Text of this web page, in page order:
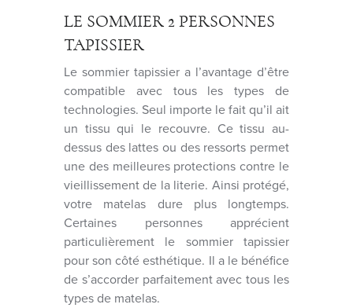
LE SOMMIER 2 PERSONNES
TAPISSIER
Le sommier tapissier a l’avantage d’être
compatible avec tous les types de
technologies. Seul importe le fait qu’il ait
un tissu qui le recouvre. Ce tissu au-
dessus des lattes ou des ressorts permet
une des meilleures protections contre le
vieillissement de la literie. Ainsi protégé,
votre matelas dure plus longtemps.
Certaines personnes apprécient
particulièrement le sommier tapissier
pour son côté esthétique. Il a le bénéfice
de s’accorder parfaitement avec tous les
types de matelas.